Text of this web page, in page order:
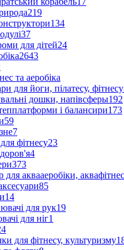
219
134
37
для дітей24
2643
та аеробіка
для йоги, пілатесу, фітнесу
дошки, напівсферы192
і балансири173
59
7
фітнесу23
4
373
для аквааеробіки,
85
14
для рук19
для ніг1
для фітнесу, культуризму